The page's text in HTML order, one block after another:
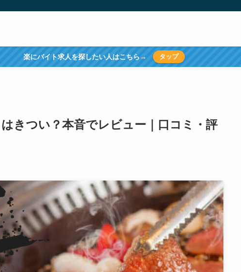
楽にバイト求人を探したい人はこちら→ タップ
はきつい？本音でレビュー｜口コミ・評